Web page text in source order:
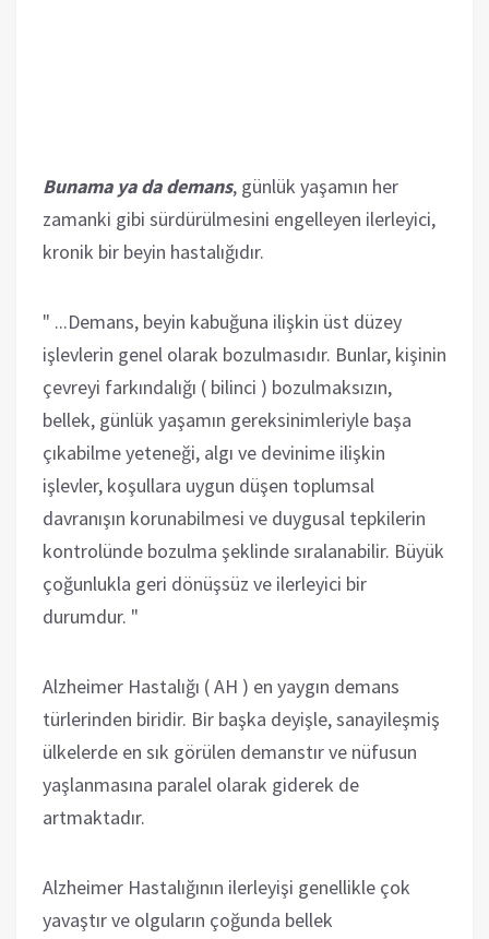
Bunama ya da demans, günlük yaşamın her
zamanki gibi sürdürülmesini engelleyen ilerleyici,
kronik bir beyin hastalığıdır.
" ...Demans, beyin kabuğuna ilişkin üst düzey
işlevlerin genel olarak bozulmasıdır. Bunlar, kişinin
çevreyi farkındalığı ( bilinci ) bozulmaksızın,
bellek, günlük yaşamın gereksinimleriyle başa
çıkabilme yeteneği, algı ve devinime ilişkin
işlevler, koşullara uygun düşen toplumsal
davranışın korunabilmesi ve duygusal tepkilerin
kontrolünde bozulma şeklinde sıralanabilir. Büyük
çoğunlukla geri dönüşsüz ve ilerleyici bir
durumdur. "
Alzheimer Hastalığı ( AH ) en yaygın demans
türlerinden biridir. Bir başka deyişle, sanayileşmiş
ülkelerde en sık görülen demanstır ve nüfusun
yaşlanmasına paralel olarak giderek de
artmaktadır.
Alzheimer Hastalığının ilerleyişi genellikle çok
yavaştır ve olguların çoğunda bellek